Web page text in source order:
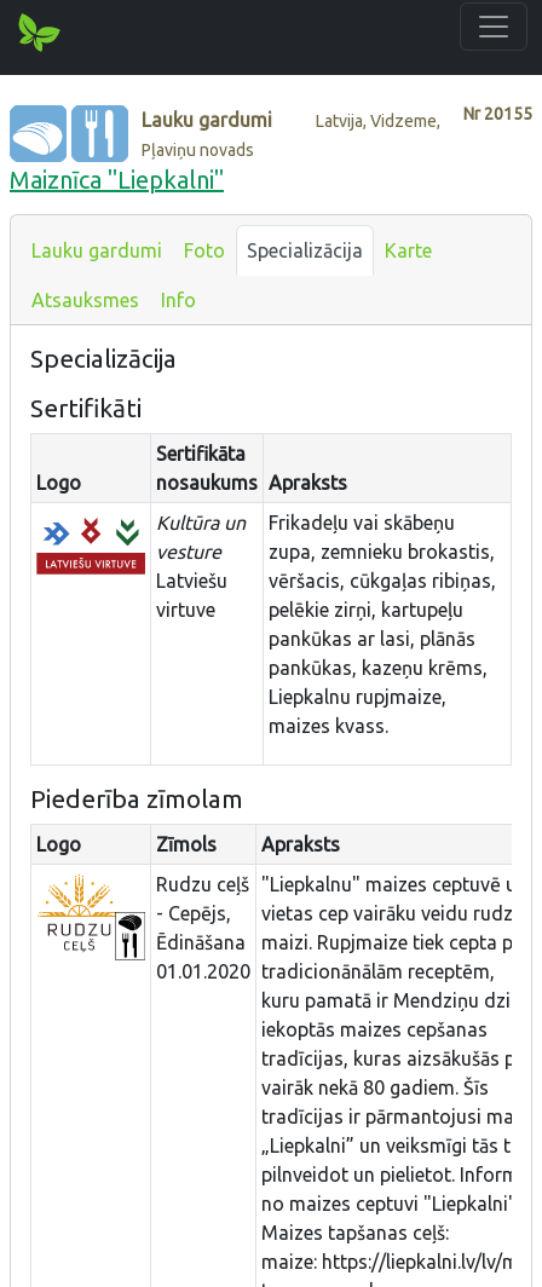
Nr20155
Lauku gardumi
Latvija, Vidzeme,
Pļaviņu novads
Maiznīca "Liepkalni"
Lauku gardumi Foto Specializācija Karte
Atsauksmes Info
Specializācija
Sertifikāti
Logo
Sertifikāta
nosaukums Apraksts
Kultūra un
vesture
Latviešu
virtuve
Frikadeļu vai skābeņu
zupa, zemnieku brokastis,
vēršacis, cūkgaļas ribiņas,
pelēkie zirņi, kartupeļu
pankūkas ar lasi, plānās
pankūkas, kazeņu krēms,
Liepkalnu rupjmaize,
maizes kvass.
Piederība zīmolam
Logo Zīmols
Apraksts
Rudzu ceļš
- Cepējs,
Ēdināšana
01.01.2020
"Liepkalnu" maizes ceptuvē uz
vietas cep vairāku veidu rudzu
maizi. Rupjmaize tiek cepta pēc
tradicionānālām receptēm,
kuru pamatā ir Mendziņu
iekoptās maizes cepšanas
tradīcijas, kuras aizsākušās
vairāk nekā 80 gadiem. Šīs
tradīcijas ir pārmantojusi
„Liepkalni” un veiksmīgi tās
pilnveidot un pielietot.
no maizes ceptuvi "Liepkalni" -
Maizes tapšanas ceļš:
maize: https://liepkalni.lv/lv/